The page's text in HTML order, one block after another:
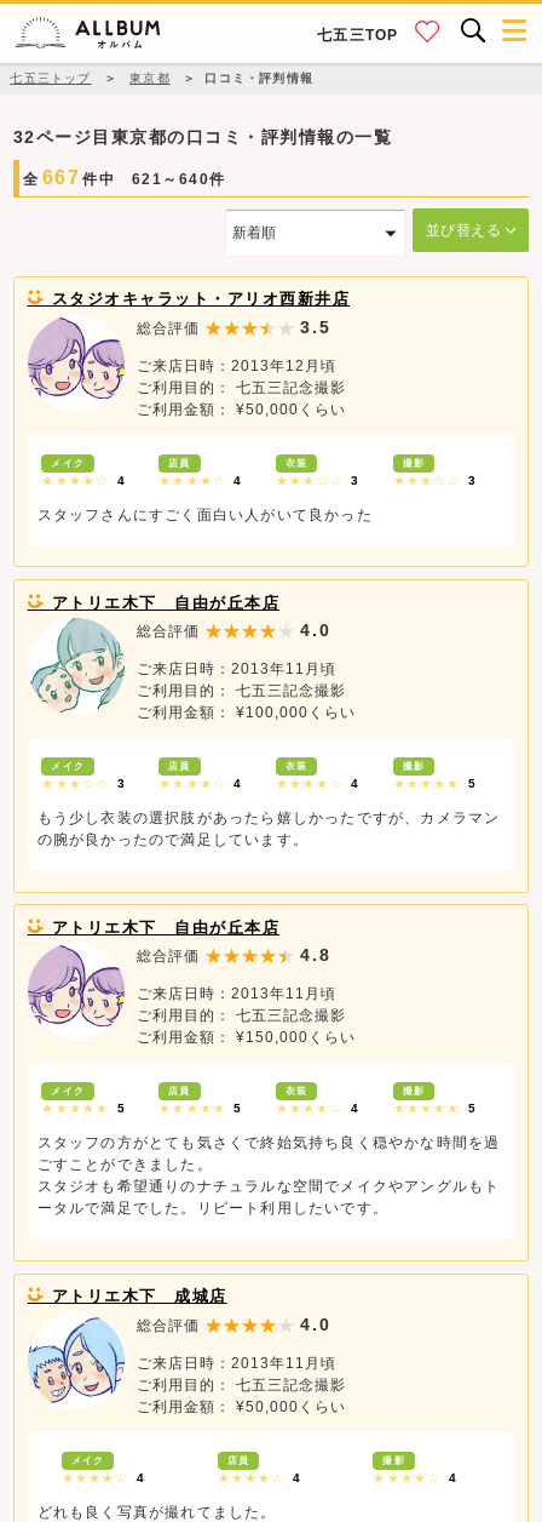
七五三TOP
七五三トップ ＞ 東京都 ＞ 口コミ・評判情報
32ページ目東京都の口コミ・評判情報の一覧
全 667 件中 621～640件
並び替える
スタジオキャラット・アリオ西新井店
総合評価 3.5
ご来店日時：2013年12月頃
ご利用目的： 七五三記念撮影
ご利用金額： ¥50,000くらい
メイク
★★★★☆ 4
店員
★★★★☆ 4
衣装
★★★☆☆ 3
撮影
★★★☆☆ 3
スタッフさんにすごく面白い人がいて良かった
アトリエ木下 自由が丘本店
総合評価 4.0
ご来店日時：2013年11月頃
ご利用目的： 七五三記念撮影
ご利用金額： ¥100,000くらい
メイク
★★★☆☆ 3
店員
★★★★☆ 4
衣装
★★★★☆ 4
撮影
★★★★★ 5
もう少し衣装の選択肢があったら嬉しかったですが、カメラマン
の腕が良かったので満足しています。
アトリエ木下 自由が丘本店
総合評価 4.8
ご来店日時：2013年11月頃
ご利用目的： 七五三記念撮影
ご利用金額： ¥150,000くらい
メイク
★★★★★ 5
店員
★★★★★ 5
衣装
★★★★☆ 4
撮影
★★★★★ 5
スタッフの方がとても気さくで終始気持ち良く穏やかな時間を過
ごすことができました。
スタジオも希望通りのナチュラルな空間でメイクやアングルもト
ータルで満足でした。リピート利用したいです。
アトリエ木下 成城店
総合評価 4.0
ご来店日時：2013年11月頃
ご利用目的： 七五三記念撮影
ご利用金額： ¥50,000くらい
メイク
★★★★☆ 4
店員
★★★★☆ 4
撮影
★★★★☆ 4
どれも良く写真が撮れてました。